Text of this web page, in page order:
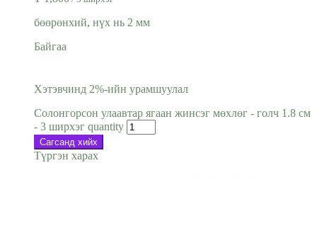
бөөрөнхий, нүх нь 2 мм
Байгаа
Хэтэвчинд 2%-ийн урамшуулал
Солонгорсон улаавтар ягаан жинсэг мөхлөг - голч 1.8 см
- 3 ширхэг quantity
Сагсанд хийх
Түргэн харах